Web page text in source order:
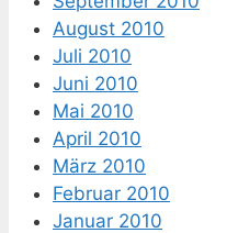
August 2010
Juli 2010
Juni 2010
Mai 2010
April 2010
März 2010
Februar 2010
Januar 2010